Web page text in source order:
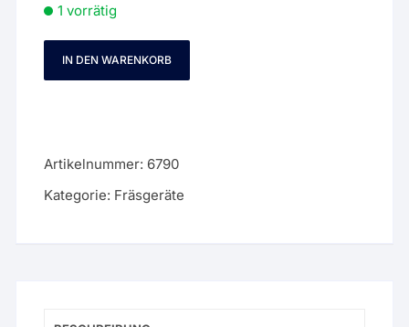
1 vorrätig
Goldquadrat
Comfort
00603
IN DEN WARENKORB
Artikelnummer: 6790
Kategorie: Fräsgeräte